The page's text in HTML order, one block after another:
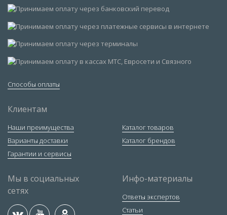
Способы оплаты
Клиентам
Наши преимущества
Варианты доставки
Гарантии и сервисы
Каталог товаров
Каталог брендов
Мы в социальных
сетях
Инфо-материалы
Ответы экспертов
Статьи